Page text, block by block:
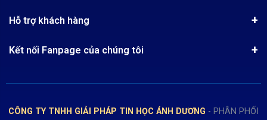
Tra cứu đơn hàng
Công nghệ - Sản phẩm mới
Review sản phẩm
Chính sách Hủy, Đổi, Trả hàng
Hướng dẫn đăng ký tài khoản
Hỗ trợ khách hàng
Thời gian làm việc từ Thứ 2- Thứ 7
Kết nối Fanpage của chúng tôi
CÔNG TY TNHH GIẢI PHÁP TIN HỌC ÁNH DƯƠNG - PHÂN PHỐI